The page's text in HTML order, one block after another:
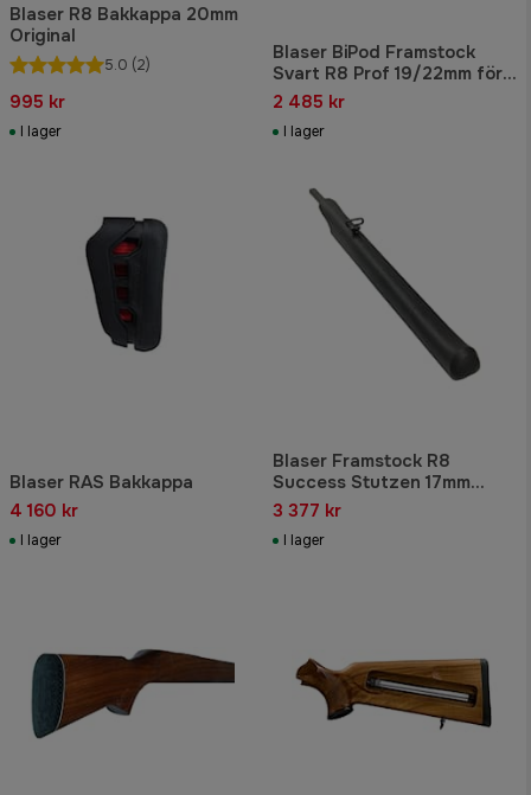
Blaser R8 Bakkappa 20mm
Original
5.0 (2)
995 kr
I lager
Blaser BiPod Framstock
Svart R8 Prof 19/22mm för
Carbon BiPod
2 485 kr
I lager
Blaser RAS Bakkappa
4 160 kr
I lager
Blaser Framstock R8
Success Stutzen 17mm
58cm Grön
3 377 kr
I lager